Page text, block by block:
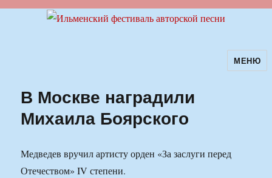
Ильменский фестиваль авторскойМЕНЮ
В Москве наградили
Михаила Боярского
Медведев вручил артисту орден «За заслуги перед
Отечеством» IV степени.